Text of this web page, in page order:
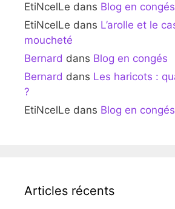
EtiNcelLe dans Blog en congés
EtiNcelLe dans L’arolle et le
moucheté
Bernard dans Blog en congés
Bernard dans Les haricots :
?
EtiNcelLe dans Blog en congés
Articles récents